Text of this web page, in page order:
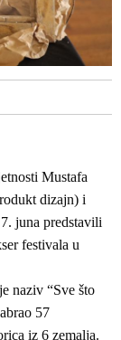
Mustafa
dizajn) i
juna predstavili
festivala u
naziv “Sve što
57
iz 6 zemalja.